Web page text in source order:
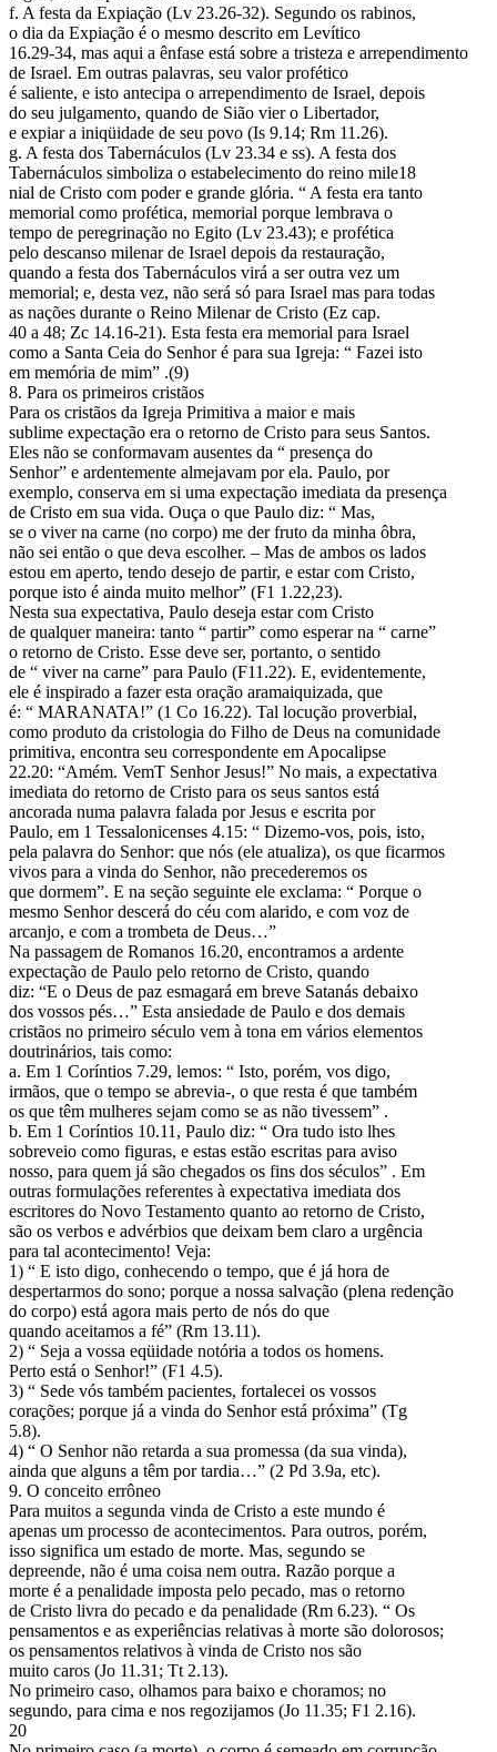
f. A festa da Expiação (Lv 23.26-32). Segundo os rabinos,
o dia da Expiação é o mesmo descrito em Levítico
16.29-34, mas aqui a ênfase está sobre a tristeza e arrependimento
de Israel. Em outras palavras, seu valor profético
é saliente, e isto antecipa o arrependimento de Israel, depois
do seu julgamento, quando de Sião vier o Libertador,
e expiar a iniqüidade de seu povo (Is 9.14; Rm 11.26).
g. A festa dos Tabernáculos (Lv 23.34 e ss). A festa dos
Tabernáculos simboliza o estabelecimento do reino mile18
nial de Cristo com poder e grande glória. “ A festa era tanto
memorial como profética, memorial porque lembrava o
tempo de peregrinação no Egito (Lv 23.43); e profética
pelo descanso milenar de Israel depois da restauração,
quando a festa dos Tabernáculos virá a ser outra vez um
memorial; e, desta vez, não será só para Israel mas para todas
as nações durante o Reino Milenar de Cristo (Ez cap.
40 a 48; Zc 14.16-21). Esta festa era memorial para Israel
como a Santa Ceia do Senhor é para sua Igreja: “ Fazei isto
em memória de mim” .(9)
8. Para os primeiros cristãos
Para os cristãos da Igreja Primitiva a maior e mais
sublime expectação era o retorno de Cristo para seus Santos.
Eles não se conformavam ausentes da “ presença do
Senhor” e ardentemente almejavam por ela. Paulo, por
exemplo, conserva em si uma expectação imediata da presença
de Cristo em sua vida. Ouça o que Paulo diz: “ Mas,
se o viver na carne (no corpo) me der fruto da minha ôbra,
não sei então o que deva escolher. – Mas de ambos os lados
estou em aperto, tendo desejo de partir, e estar com Cristo,
porque isto é ainda muito melhor” (F1 1.22,23).
Nesta sua expectativa, Paulo deseja estar com Cristo
de qualquer maneira: tanto “ partir” como esperar na “ carne”
o retorno de Cristo. Esse deve ser, portanto, o sentido
de “ viver na carne” para Paulo (F11.22). E, evidentemente,
ele é inspirado a fazer esta oração aramaiquizada, que
é: “ MARANATA!” (1 Co 16.22). Tal locução proverbial,
como produto da cristologia do Filho de Deus na comunidade
primitiva, encontra seu correspondente em Apocalipse
22.20: “Amém. VemT Senhor Jesus!” No mais, a expectativa
imediata do retorno de Cristo para os seus santos está
ancorada numa palavra falada por Jesus e escrita por
Paulo, em 1 Tessalonicenses 4.15: “ Dizemo-vos, pois, isto,
pela palavra do Senhor: que nós (ele atualiza), os que ficarmos
vivos para a vinda do Senhor, não precederemos os
que dormem”. E na seção seguinte ele exclama: “ Porque o
mesmo Senhor descerá do céu com alarido, e com voz de
arcanjo, e com a trombeta de Deus…”
Na passagem de Romanos 16.20, encontramos a ardente
expectação de Paulo pelo retorno de Cristo, quando
diz: “E o Deus de paz esmagará em breve Satanás debaixo
dos vossos pés…” Esta ansiedade de Paulo e dos demais
cristãos no primeiro século vem à tona em vários elementos
doutrinários, tais como:
a. Em 1 Coríntios 7.29, lemos: “ Isto, porém, vos digo,
irmãos, que o tempo se abrevia-, o que resta é que também
os que têm mulheres sejam como se as não tivessem” .
b. Em 1 Coríntios 10.11, Paulo diz: “ Ora tudo isto lhes
sobreveio como figuras, e estas estão escritas para aviso
nosso, para quem já são chegados os fins dos séculos” . Em
outras formulações referentes à expectativa imediata dos
escritores do Novo Testamento quanto ao retorno de Cristo,
são os verbos e advérbios que deixam bem claro a urgência
para tal acontecimento! Veja:
1) “ E isto digo, conhecendo o tempo, que é já hora de
despertarmos do sono; porque a nossa salvação (plena redenção
do corpo) está agora mais perto de nós do que
quando aceitamos a fé” (Rm 13.11).
2) “ Seja a vossa eqüidade notória a todos os homens.
Perto está o Senhor!” (F1 4.5).
3) “ Sede vós também pacientes, fortalecei os vossos
corações; porque já a vinda do Senhor está próxima” (Tg
5.8).
4) “ O Senhor não retarda a sua promessa (da sua vinda),
ainda que alguns a têm por tardia…” (2 Pd 3.9a, etc).
9. O conceito errôneo
Para muitos a segunda vinda de Cristo a este mundo é
apenas um processo de acontecimentos. Para outros, porém,
isso significa um estado de morte. Mas, segundo se
depreende, não é uma coisa nem outra. Razão porque a
morte é a penalidade imposta pelo pecado, mas o retorno
de Cristo livra do pecado e da penalidade (Rm 6.23). “ Os
pensamentos e as experiências relativas à morte são dolorosos;
os pensamentos relativos à vinda de Cristo nos são
muito caros (Jo 11.31; Tt 2.13).
No primeiro caso, olhamos para baixo e choramos; no
segundo, para cima e nos regozijamos (Jo 11.35; F1 2.16).
20